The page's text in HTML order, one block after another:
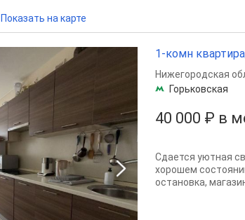
Показать на карте
1-комн
40 000 ₽ в
Нижегородская
Горьковская
Сдается уютная
хорошем
остановка,